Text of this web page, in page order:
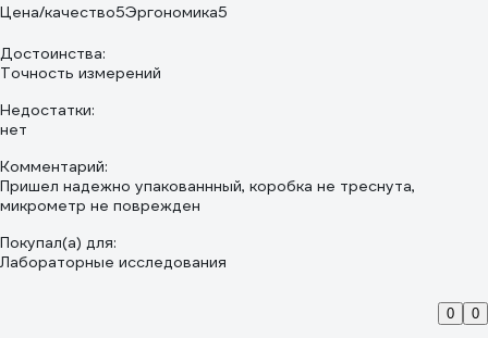
Цена/качество5Эргономика5
Достоинства:
Точность измерений
Недостатки:
нет
Комментарий:
Пришел надежно упакованнный, коробка не треснута,
микрометр не поврежден
Покупал(а) для:
Лабораторные исследования
0 0